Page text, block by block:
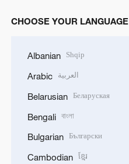
CHOOSE YOUR LANGUAGE
Albanian Shqip
Arabic العربية
Belarusian Беларуская
Bengali বাংলা
Bulgarian Български
Cambodian ខ្មែរ